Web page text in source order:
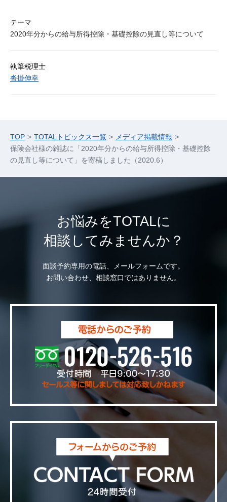
テーマ
2020年分からの給与所得控除・基礎控除の見直し等について
執筆税理士
沓掛伸幸
TOP TOTALトピックス一覧
メディア掲載情報
保険会社様の雑誌に「2020年分からの給与所得控除・基礎控除
の見直し等について」を寄稿しました（2020.6）
お悩みをTOTALに
相談してみませんか？
面談予約専用の電話、メールフォームです。
お問い合わせ、相談窓口ではありません。